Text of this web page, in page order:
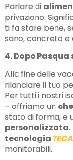
Parlare di
privazione.
ti fa stare bene,
sano, concreto e
4. Dopo
Alla fine delle
rilanciare il tuo
Per tutti i nostri
– offriamo un
stato di forma, e
personalizzata.
tecnologia TECA
monitorabili.